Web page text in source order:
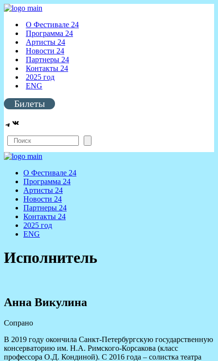
О Фестивале 24
Программа 24
Артисты 24
Новости 24
Партнеры 24
Контакты 24
2025 год
ENG
Билеты
Telegram
ВКонтакте
Поиск
О Фестивале 24
Программа 24
Артисты 24
Новости 24
Партнеры 24
Контакты 24
2025 год
ENG
Исполнитель
Анна Викулина
Сопрано
В 2019 году окончила Санкт-Петербургскую государственную
консерваторию им. Н.А. Римского-Корсакова (класс
профессора О.Д. Кондиной). С 2016 года – солистка театра